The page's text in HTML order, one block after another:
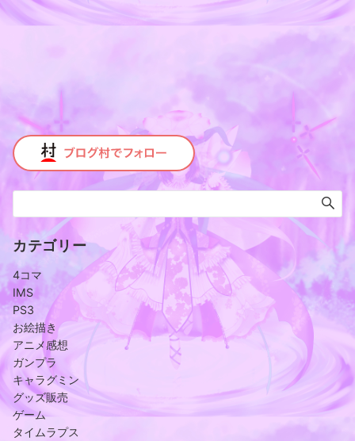
カテゴリー
4コマ
IMS
PS3
お絵描き
アニメ感想
ガンプラ
キャラグミン
グッズ販売
ゲーム
タイムラプス